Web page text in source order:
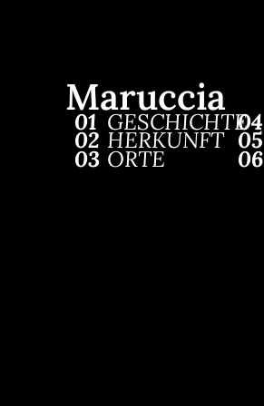
Maruccia
01
02
03
GESCHICHTE
HERKUNFT
ORTE
04
05
06